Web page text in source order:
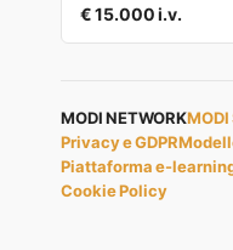
€ 15.000 i.v.
MODI NETWORKMODI
Privacy e GDPR
Piattaforma e-
Cookie Policy